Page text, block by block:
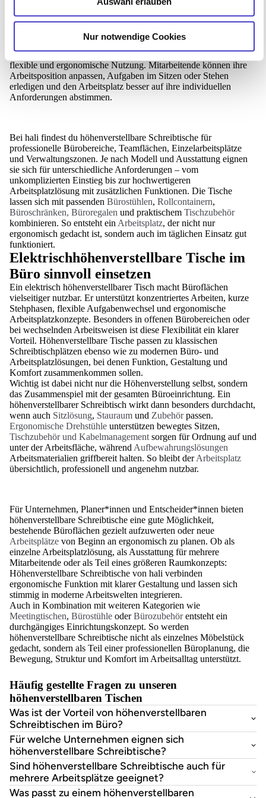
Nur notwendige Cookies
zwischen Sitzen und Stehen und bringen dadurch mehr
Bewegung in den Arbeitsalltag. Gerade in Unternehmen, in
denen viele Stunden am Arbeitsplatz verbracht werden,
unterstützt ein elektrisch höhenverstellbarer Schreibtisch eine
flexible und ergonomische Nutzung. Mitarbeitende können ihre
Arbeitsposition anpassen, Aufgaben im Sitzen oder Stehen
erledigen und den Arbeitsplatz besser auf ihre individuellen
Anforderungen abstimmen.
Bei hali findest du höhenverstellbare Schreibtische für
professionelle Bürobereiche, Teamflächen, Einzelarbeitsplätze
und Verwaltungszonen. Je nach Modell und Ausstattung eignen
sie sich für unterschiedliche Anforderungen – vom
unkomplizierten Einstieg bis zur hochwertigeren
Arbeitsplatzlösung mit zusätzlichen Funktionen. Die Tische
lassen sich mit passenden Bürostühlen, Rollcontainern,
Büroschränken, Büroregalen und praktischem Tischzubehör
kombinieren. So entsteht ein Arbeitsplatz, der nicht nur
ergonomisch gedacht ist, sondern auch im täglichen Einsatz gut
funktioniert.
Elektrischhöhenverstellbare Tische im
Büro sinnvoll einsetzen
Ein elektrisch höhenverstellbarer Tisch macht Büroflächen
vielseitiger nutzbar. Er unterstützt konzentriertes Arbeiten, kurze
Stehphasen, flexible Aufgabenwechsel und ergonomische
Arbeitsplatzkonzepte. Besonders in offenen Bürobereichen oder
bei wechselnden Arbeitsweisen ist diese Flexibilität ein klarer
Vorteil. Höhenverstellbare Tische passen zu klassischen
Schreibtischplätzen ebenso wie zu modernen Büro- und
Arbeitsplatzlösungen, bei denen Funktion, Gestaltung und
Komfort zusammenkommen sollen.
Wichtig ist dabei nicht nur die Höhenverstellung selbst, sondern
das Zusammenspiel mit der gesamten Büroeinrichtung. Ein
höhenverstellbarer Schreibtisch wirkt dann besonders durchdacht,
wenn auch Sitzlösung, Stauraum und Zubehörpassen.
Ergonomische Drehstühle unterstützen bewegtes Sitzen,
Tischzubehör und Kabelmanagement sorgen für Ordnung auf und
unter der Arbeitsfläche, während Aufbewahrungslösungen
Arbeitsmaterialien griffbereit halten. So bleibt derArbeitsplatz
übersichtlich, professionell und angenehm nutzbar.
Für Unternehmen, Planer*innen und Entscheider*innen bieten
höhenverstellbare Schreibtische eine gute Möglichkeit,
bestehende Büroflächen gezielt aufzuwerten oder neue
Arbeitsplätze von Beginn an ergonomisch zu planen. Ob als
einzelne Arbeitsplatzlösung, als Ausstattung für mehrere
Mitarbeitende oder als Teil eines größeren Raumkonzepts:
Höhenverstellbare Schreibtische von hali verbinden
ergonomische Funktion mit klarer Gestaltung und lassen sich
stimmig in moderne Arbeitswelten integrieren.
Auch in Kombination mit weiteren Kategorien wie
Meetingtischen, Bürostühle oderBürozubehörentsteht ein
durchgängiges Einrichtungskonzept. So werden
höhenverstellbare Schreibtische nicht als einzelnes Möbelstück
gedacht, sondern als Teil einer professionellen Büroplanung, die
Bewegung, Struktur und Komfort im Arbeitsalltag unterstützt.
Häufig gestellte Fragen zu unseren
höhenverstellbaren Tischen
Was ist der Vorteil von höhenverstellbaren
Schreibtischen im Büro?
Für welche Unternehmen eignen sich
höhenverstellbare Schreibtische?
Sind höhenverstellbare Schreibtische auch für
mehrere Arbeitsplätze geeignet?
Was passt zu einem höhenverstellbaren